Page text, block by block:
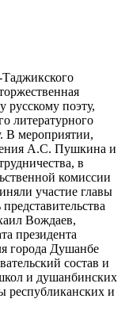
Таджикского
русскому поэту,
литературного
В мероприятии,
А.С. Пушкина и
в
комиссии
участие главы
Вождаев,
президента
города Душанбе
состав и
и душанбинских
республиканских и